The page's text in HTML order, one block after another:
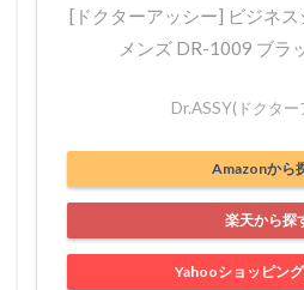
[ドクターアッシー] ビジネ
メンズ DR-1009 ブラ
Dr.ASSY(ドクター
Amazonから
楽天から探
Yahooショッピン